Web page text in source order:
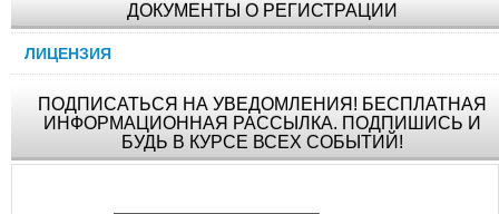
ДОКУМЕНТЫ О РЕГИСТРАЦИИ
ЛИЦЕНЗИЯ
ПОДПИСАТЬСЯ НА УВЕДОМЛЕНИЯ! БЕСПЛАТНАЯ
ИНФОРМАЦИОННАЯ РАССЫЛКА. ПОДПИШИСЬ И
БУДЬ В КУРСЕ ВСЕХ СОБЫТИЙ!